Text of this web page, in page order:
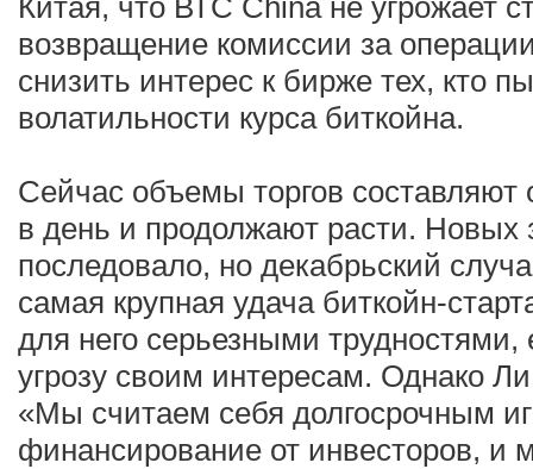
Китая, что ВТС China не угрожает
возвращение комиссии за
снизить интерес к бирже тех, кто
волатильности курса биткойна.
Сейчас объемы торгов составляют
в день и продолжают расти. Новых
последовало, но декабрьский
самая крупная удача биткойн-
для него серьезными трудностями,
угрозу своим интересам. Однако
«Мы считаем себя долгосрочным
финансирование от инвесторов, и